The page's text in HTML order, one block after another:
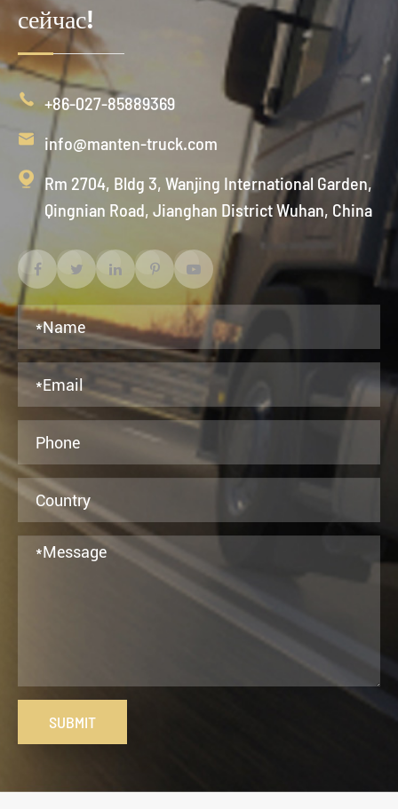
сейчас!
 +86-027-85889369
 info@manten-truck.com

Rm 2704, Bldg 3, Wanjing International Garden,
Qingnian Road, Jianghan District Wuhan, China
SUBMIT